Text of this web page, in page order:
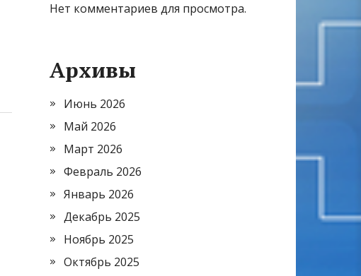
Нет комментариев для просмотра.
Архивы
Июнь 2026
Май 2026
Март 2026
Февраль 2026
Январь 2026
Декабрь 2025
Ноябрь 2025
Октябрь 2025